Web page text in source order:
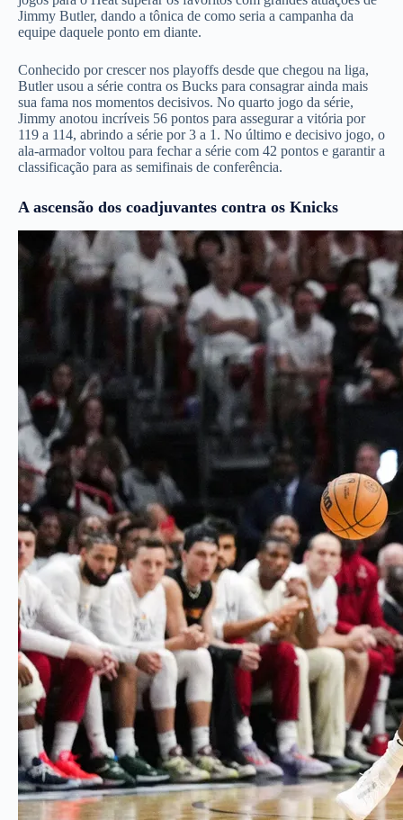
Jimmy Butler, dando a tônica de como seria a campanha da
equipe daquele ponto em diante.
Conhecido por crescer nos playoffs desde que chegou na liga,
Butler usou a série contra os Bucks para consagrar ainda mais
sua fama nos momentos decisivos. No quarto jogo da série,
Jimmy anotou incríveis 56 pontos para assegurar a vitória por
119 a 114, abrindo a série por 3 a 1. No último e decisivo jogo, o
ala-armador voltou para fechar a série com 42 pontos e garantir a
classificação para as semifinais de conferência.
A ascensão dos coadjuvantes contra os Knicks